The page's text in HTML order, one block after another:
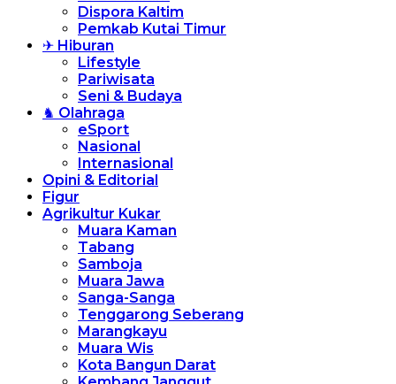
Dispora Kaltim
Pemkab Kutai Timur
✈ Hiburan
Lifestyle
Pariwisata
Seni & Budaya
♞ Olahraga
eSport
Nasional
Internasional
Opini & Editorial
Figur
Agrikultur Kukar
Muara Kaman
Tabang
Samboja
Muara Jawa
Sanga-Sanga
Tenggarong Seberang
Marangkayu
Muara Wis
Kota Bangun Darat